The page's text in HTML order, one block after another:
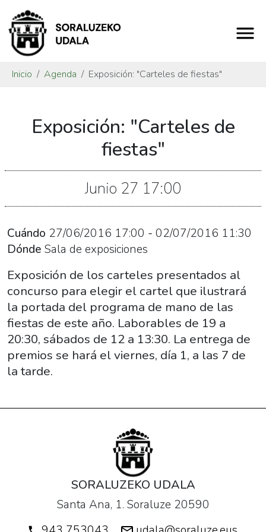
Inicio Agenda Exposición: "Carteles de fiestas"
carteles-
Exposición:
de
2016-
06-
27T19:00:00+02:00
2016-
07-
02T13:30:00+02:00
Exposición
los
al
ilustrará
Exposición: "Carteles de
fiestas"
Junio 27 17:00
Cuándo 27/06/2016 17:00 - 02/07/2016 11:30
Dónde Sala de exposiciones
Exposición de los carteles presentados al
concurso para elegir el cartel que ilustrará
la portada del programa de mano de las
fiestas de este año. Laborables de 19 a
20:30, sábados de 12 a 13:30. La entrega de
premios se hará el viernes, día 1, a las 7 de
la tarde.
SORALUZEKO UDALA
Santa Ana, 1. Soraluze 20590